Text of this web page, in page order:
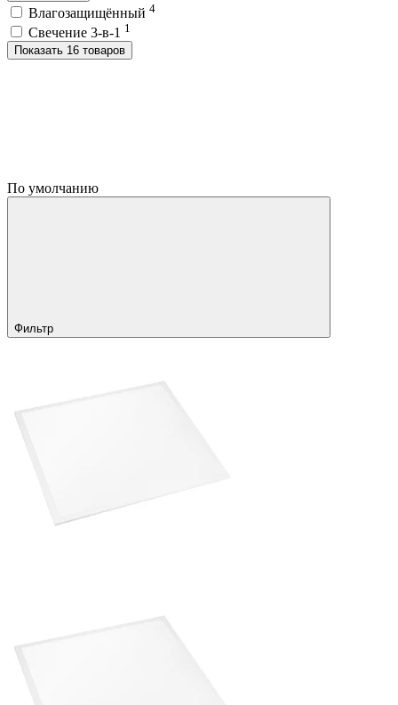
Влагозащищённый 4
Свечение 3-в-1 1
Показать 16 товаров
По умолчанию
Фильтр